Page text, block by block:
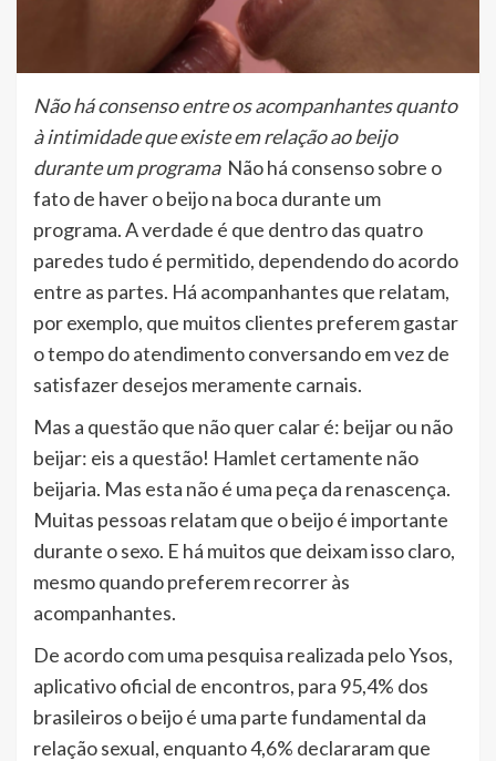
Não há consenso entre os acompanhantes quanto
à intimidade que existe em relação ao beijo
durante um programa Não há consenso sobre o
fato de haver o beijo na boca durante um
programa. A verdade é que dentro das quatro
paredes tudo é permitido, dependendo do acordo
entre as partes. Há acompanhantes que relatam,
por exemplo, que muitos clientes preferem gastar
o tempo do atendimento conversando em vez de
satisfazer desejos meramente carnais.
Mas a questão que não quer calar é: beijar ou não
beijar: eis a questão! Hamlet certamente não
beijaria. Mas esta não é uma peça da renascença.
Muitas pessoas relatam que o beijo é importante
durante o sexo. E há muitos que deixam isso claro,
mesmo quando preferem recorrer às
acompanhantes.
De acordo com uma pesquisa realizada pelo Ysos,
aplicativo oficial de encontros, para 95,4% dos
brasileiros o beijo é uma parte fundamental da
relação sexual, enquanto 4,6% declararam que